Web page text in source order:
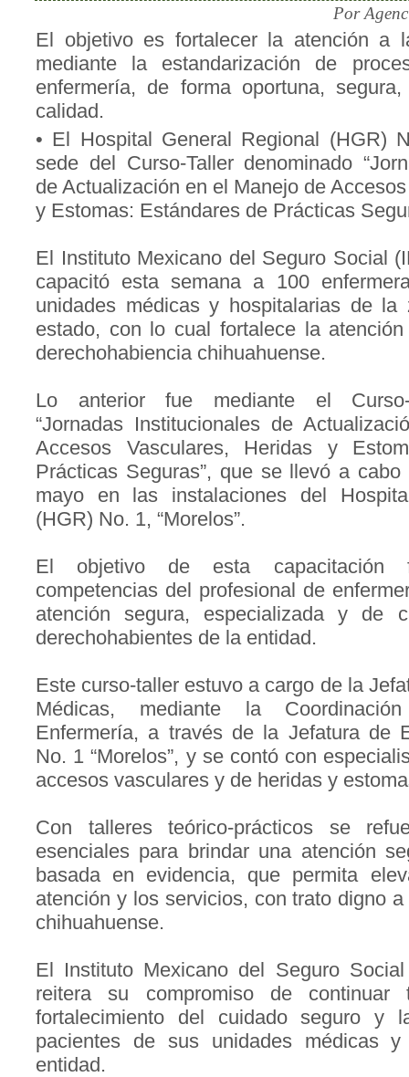
Por
El objetivo es fortalecer la atención a
mediante la estandarización de
enfermería, de forma oportuna,
calidad.
• El Hospital General Regional (HGR)
sede del Curso-Taller denominado
de Actualización en el Manejo de
y Estomas: Estándares de Prácticas
El Instituto Mexicano del Seguro Social
capacitó esta semana a 100
unidades médicas y hospitalarias de
estado, con lo cual fortalece la
derechohabiencia chihuahuense.
Lo anterior fue mediante el Curso-
“Jornadas Institucionales de
Accesos Vasculares, Heridas y
Prácticas Seguras”, que se llevó a
mayo en las instalaciones del
(HGR) No. 1, “Morelos”.
El objetivo de esta capacitación
competencias del profesional de
atención segura, especializada y
derechohabientes de la entidad.
Este curso-taller estuvo a cargo de la
Médicas, mediante la
Enfermería, a través de la Jefatura de
No. 1 “Morelos”, y se contó con
accesos vasculares y de heridas y
Con talleres teórico-prácticos se
esenciales para brindar una atención
basada en evidencia, que permita
atención y los servicios, con trato digno
chihuahuense.
El Instituto Mexicano del Seguro
reitera su compromiso de continuar
fortalecimiento del cuidado seguro y
pacientes de sus unidades médicas
entidad.